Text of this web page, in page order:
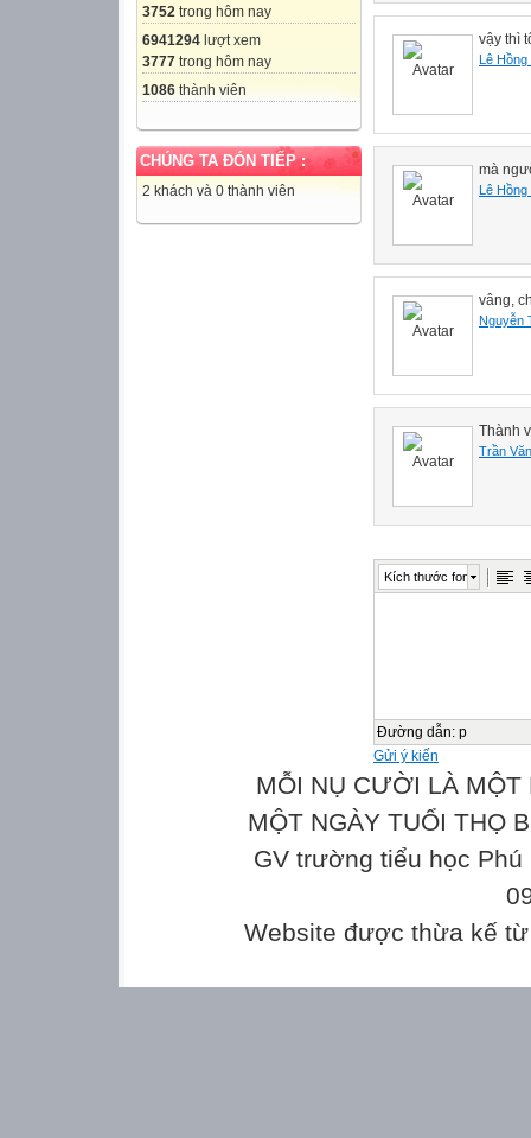
3752 trong hôm nay
6941294 lượt xem
3777 trong hôm nay
1086 thành viên
CHÚNG TA ĐÓN TIẾP :
2 khách và 0 thành viên
vậy thì
Lê Hồng
mà
Lê Hồng
vâng,
Nguyễn
Thành
Trần
Kích thước font
Đường dẫn: p
Gửi ý kiến
MỖI NỤ CƯỜI LÀ MỘT
MỘT NGÀY TUỔI THỌ
GV trường tiểu học
Website được thừa kế